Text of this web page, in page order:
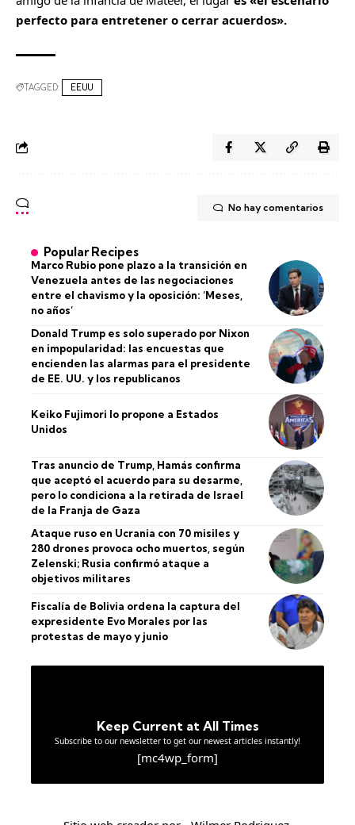
perfecto para entretener o cerrar acuerdos».
TAGGED: EEUU
No hay comentarios
Popular Recipes
Marco Rubio pone plazo a la transición en
Venezuela antes de las negociaciones
entre el chavismo y la oposición: ‘Meses,
no años’
Donald Trump es solo superado por Nixon
en impopularidad: las encuestas que
encienden las alarmas para el presidente
de EE. UU. y los republicanos
Keiko Fujimori lo propone a Estados
Unidos
Tras anuncio de Trump, Hamás confirma
que aceptó el acuerdo para su desarme,
pero lo condiciona a la retirada de Israel
de la Franja de Gaza
Ataque ruso en Ucrania con 70 misiles y
280 drones provoca ocho muertos, según
Zelenski; Rusia confirmó ataque a
objetivos militares
Fiscalía de Bolivia ordena la captura del
expresidente Evo Morales por las
protestas de mayo y junio
Keep Current at All Times
Subscribe to our newsletter to get our newest articles instantly!
[mc4wp_form]